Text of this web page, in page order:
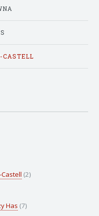
CASTELL
(2)
Has (7)